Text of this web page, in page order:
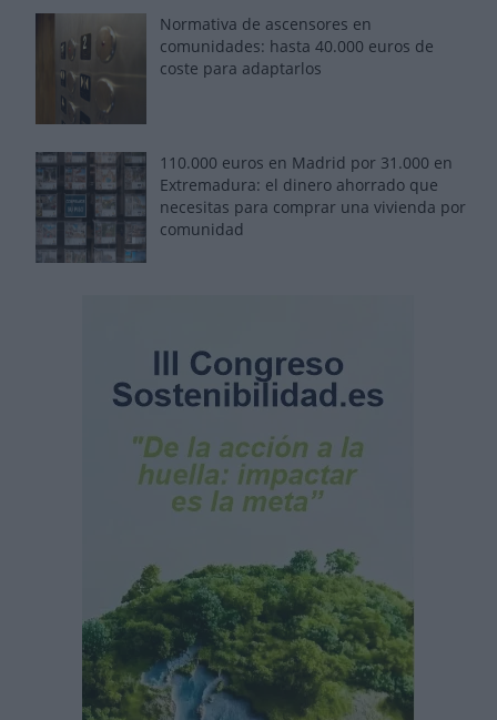
Normativa de ascensores en
comunidades: hasta 40.000 euros de
coste para adaptarlos
110.000 euros en Madrid por 31.000 en
Extremadura: el dinero ahorrado que
necesitas para comprar una vivienda por
comunidad